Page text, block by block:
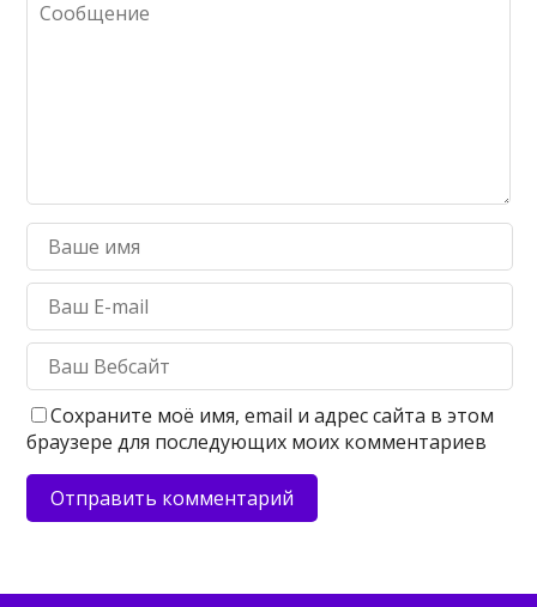
Сохраните моё имя, email и адрес сайта в этом
браузере для последующих моих комментариев